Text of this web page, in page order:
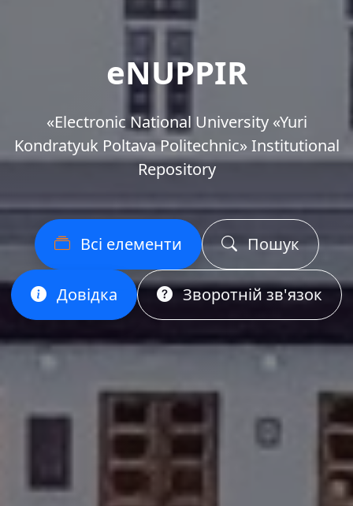
eNUPPIR
«Еlectronic National University «Yuri
Kondratyuk Poltava Politechnic» Institutional
Repository
Всі елементи Пошук
Довідка Зворотній зв'язок